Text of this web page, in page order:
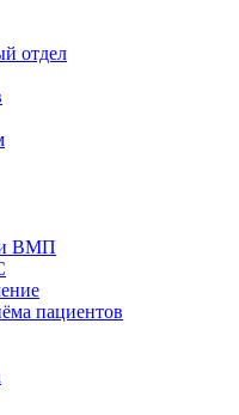
отдел
ВМП
пациентов